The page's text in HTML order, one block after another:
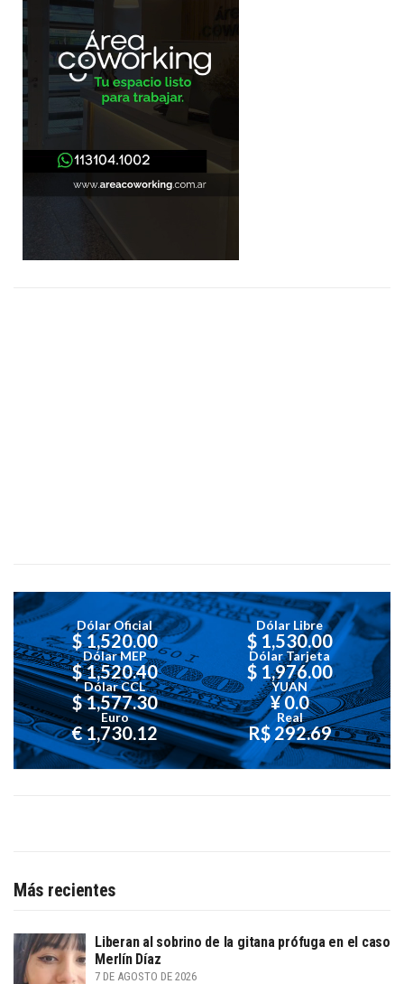
Dólar Oficial
$ 1,520.00
Dólar Libre
$ 1,530.00
Dólar MEP
$ 1,520.40
Dólar Tarjeta
$ 1,976.00
Dólar CCL
$ 1,577.30
YUAN
¥ 0.0
Euro
€ 1,730.12
Real
R$ 292.69
Más recientes
Liberan al sobrino de la gitana prófuga en el caso
Merlín Díaz
7 DE AGOSTO DE 2026